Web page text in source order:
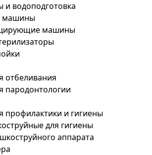
и водоподготовка
машины
машины
отбеливания
пародонтологии
профилактики и гигиены
для гигиены
аппарата